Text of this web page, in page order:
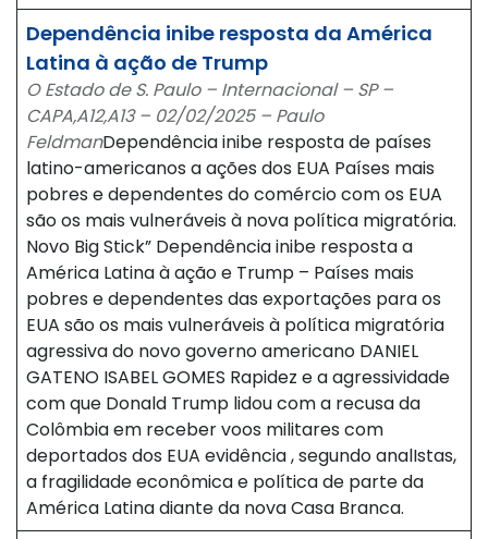
Dependência inibe resposta da América
Latina à ação de Trump
O Estado de S. Paulo – Internacional – SP –
CAPA,A12,A13 – 02/02/2025 – Paulo
FeldmanDependência inibe resposta de países
latino-americanos a ações dos EUA Países mais
pobres e dependentes do comércio com os EUA
são os mais vulneráveis à nova política migratória.
Novo Big Stick” Dependência inibe resposta a
América Latina à ação e Trump – Países mais
pobres e dependentes das exportações para os
EUA são os mais vulneráveis à política migratória
agressiva do novo governo americano DANIEL
GATENO ISABEL GOMES Rapidez e a agressividade
com que Donald Trump lidou com a recusa da
Colômbia em receber voos militares com
deportados dos EUA evidência , segundo analIstas,
a fragilidade econômica e política de parte da
América Latina diante da nova Casa Branca.